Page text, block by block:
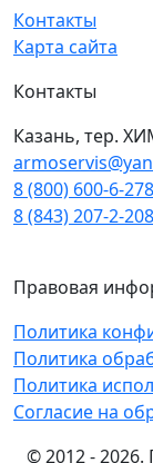
Контакты
Карта сайта
Контакты
Казань, тер.
8 (800) 600-6-278
8 (843) 207-2-208
Правовая
Политика
Политика
Политика
Согласие на
© 2012 - 2026.